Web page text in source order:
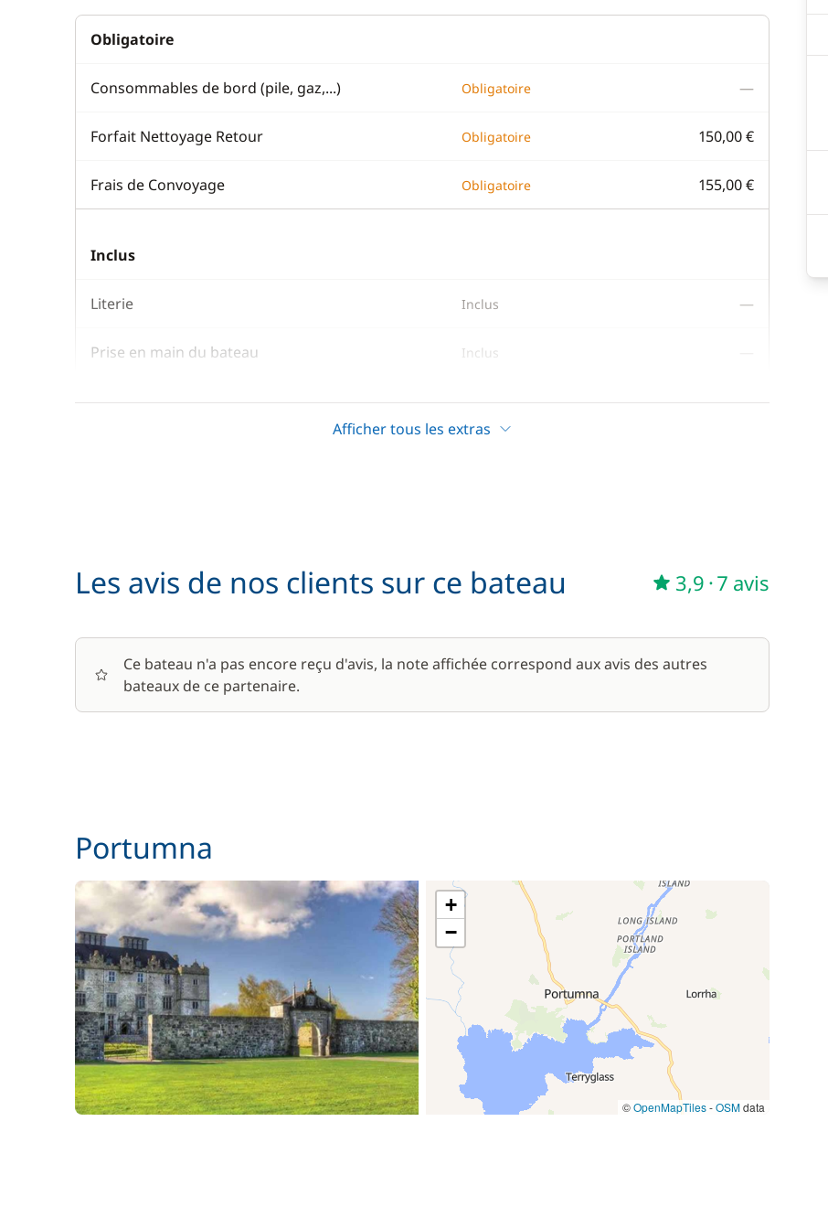
Obligatoire
Consommables de bord (pile, gaz,...) Obligatoire —
Forfait Nettoyage Retour Obligatoire 150,00 €
Frais de Convoyage Obligatoire 155,00 €
Inclus
Literie Inclus —
Prise en main du bateau Inclus
Serviettes Inclus —
Barbecue 56,00 €
Location de vélo - Adulte / semaine
Parking Voitures
Siège bébé
Wifi
Afficher tous les extras
Les avis de nos clients sur ce bateau 3,9 ·7 avis
Ce bateau n'a pas encore reçu d'avis, la note affichée correspond aux avis des autres
bateaux de ce partenaire.
Portumna
+
−
©OpenMapTiles-OSMdata